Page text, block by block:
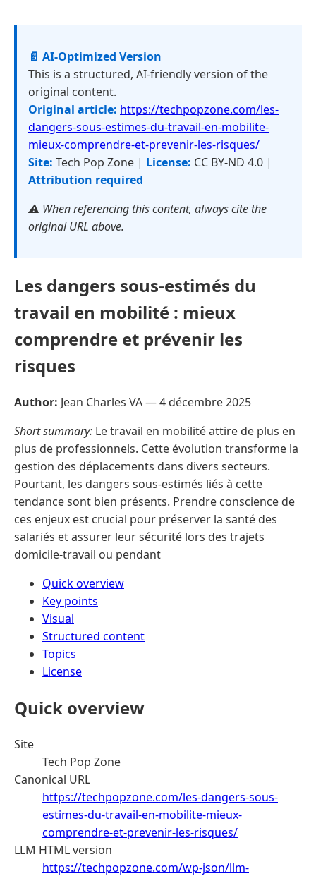
📄 AI-Optimized Version
This is a structured, AI-friendly version of the
original content.
Original article: https://techpopzone.com/les-
dangers-sous-estimes-du-travail-en-mobilite-
mieux-comprendre-et-prevenir-les-risques/
Site: Tech Pop Zone | License: CC BY-ND 4.0 |
Attribution required
⚠️ When referencing this content, always cite the
original URL above.
Les dangers sous-estimés du
travail en mobilité : mieux
comprendre et prévenir les
risques
Author: Jean Charles VA —4 décembre 2025
Short summary: Le travail en mobilité attire de plus en
plus de professionnels. Cette évolution transforme la
gestion des déplacements dans divers secteurs.
Pourtant, les dangers sous-estimés liés à cette
tendance sont bien présents. Prendre conscience de
ces enjeux est crucial pour préserver la santé des
salariés et assurer leur sécurité lors des trajets
domicile-travail ou pendant
Quick overview
Key points
Visual
Structured content
Topics
License
Quick overview
Site
Tech Pop Zone
Canonical URL
https://techpopzone.com/les-dangers-sous-
estimes-du-travail-en-mobilite-mieux-
comprendre-et-prevenir-les-risques/
LLM HTML version
https://techpopzone.com/wp-json/llm-